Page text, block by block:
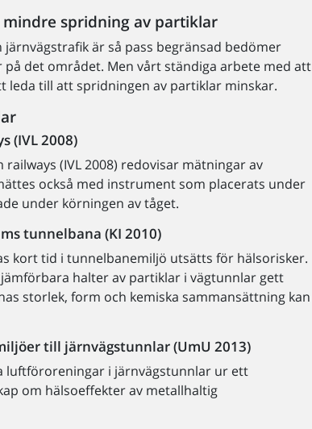
spridning av partiklar
är så pass begränsad bedömer
det området. Men vårt ständiga arbete med att
leda till att spridningen av partiklar minskar.
(IVL 2008)
(IVL 2008) redovisar mätningar av
också med instrument som placerats under
under körningen av tåget.
tunnelbana (KI 2010)
kort tid i tunnelbanemiljö utsätts för hälsorisker.
halter av partiklar i vägtunnlar gett
storlek, form och kemiska sammansättning kan
till järnvägstunnlar (UmU 2013)
luftföroreningar i järnvägstunnlar ur ett
om hälsoeffekter av metallhaltig